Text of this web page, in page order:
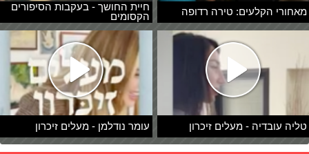
מאחורי הקלעים: טירה רדופה
חיית החושך - בעקבות הסיפורים
הקסומים
טליה עובדיה - מעלים זיכרון עומר נודלמן - מעלים זיכרון